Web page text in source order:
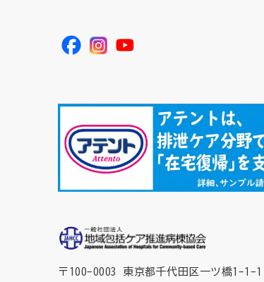
〒100-0003 東京都千代田区一ツ橋1-1-1